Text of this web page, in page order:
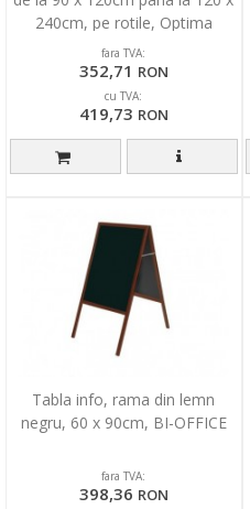
240cm, pe rotile, Optima
fara TVA:
352,71 RON
cu TVA:
419,73 RON
Tabla info, rama din lemn
negru, 60 x 90cm, BI-OFFICE
fara TVA:
398,36 RON